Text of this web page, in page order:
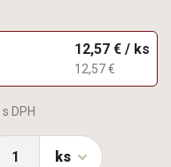
12,57 € / ks
12,57 €
s DPH
ks